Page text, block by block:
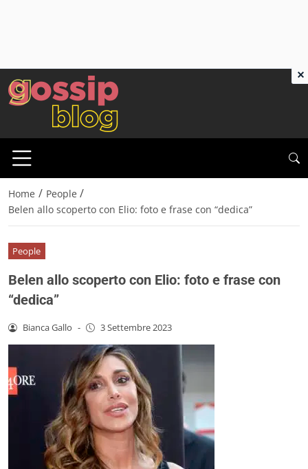
Home / People /
Belen allo scoperto con Elio: foto e frase con “dedica”
People
Belen allo scoperto con Elio: foto e frase con
“dedica”
Bianca Gallo - 3 Settembre 2023
×